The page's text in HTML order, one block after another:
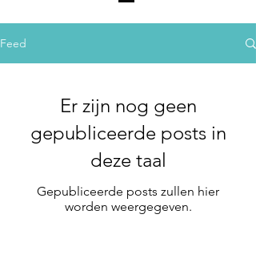
Feed
Er zijn nog geen
gepubliceerde posts in
deze taal
Gepubliceerde posts zullen hier
worden weergegeven.